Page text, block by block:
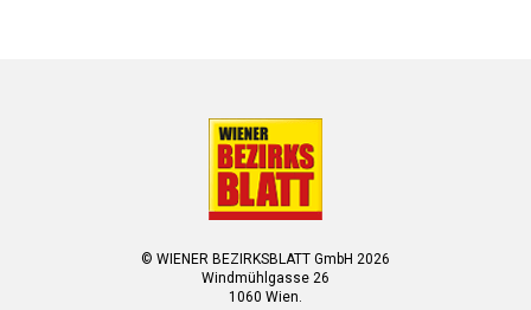
© WIENER BEZIRKSBLATT GmbH 2026
Windmühlgasse 26
1060 Wien.